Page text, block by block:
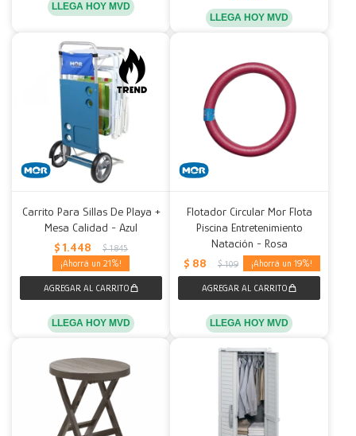
LLEGA HOY MVD
LLEGA HOY MVD
Carrito Para Sillas De Playa +
Mesa Calidad - Azul
$ 1.448 $ 1.845
21
LLEGA HOY MVD
Flotador Circular Mor Flota
Piscina Entretenimiento
Natación - Rosa
$ 88 $ 109 19
LLEGA HOY MVD